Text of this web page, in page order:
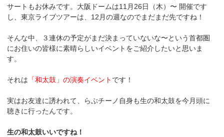
サートもお休みです。大阪ドームは11月26日（木）〜 開催です
し、東京ライブツアーは、12月の週なのでまだまだ先ですね！
そんな中、３連休の予定がまだ決まっていないな〜という首都圏
にお住いの皆様に素晴らしいイベントをご紹介したいと思いま
す。
それは 「和太鼓」の演奏イベント です！
実はお友達に誘われて、らぶチーノ自身も生の和太鼓を今月頭に
聴きに行ったんです。
生の和太鼓いいですね！